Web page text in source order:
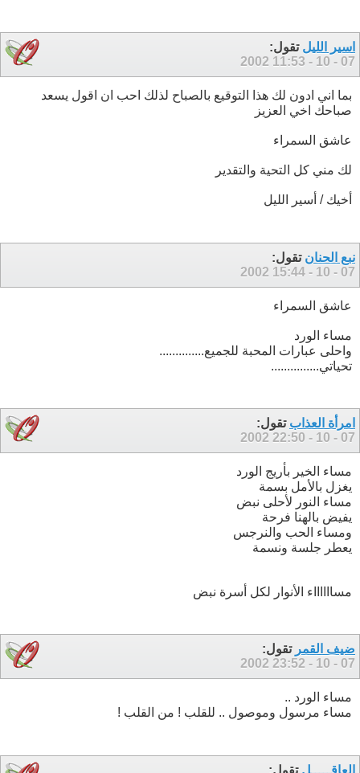
اسير الليل تقول:
07 - 10 - 2002
11:53
بما اني ادون لك هذا التوقيع بالصباح لذلك احب ان اقول يسعد
صباحك اخي العزيز
عاشق السمراء
لك مني كل التحية والتقدير
أخيك / أسير الليل
نبع الحنان تقول:
07 - 10 - 2002
15:44
عاشق السمراء
مساء الورد
واحلى عبارات المحبة للجميع..............
تحياتي...............
امرأة العذاب تقول:
07 - 10 - 2002
22:50
مساء الخير بأريج الورد
يغزل بالأمل بسمة
مساء النور لأحلى نبض
يفيض بالهنا فرحة
ومساء الحب والنرجس
يعطر جلسة ونسمة
مسااااااء الأنوار لكل أسرة نبض
ضيف القمر تقول:
07 - 10 - 2002
23:52
مساء الورد ..
مساء مرسول وموصول .. للقلب ! من القلب !
العاقـــــل تقول: